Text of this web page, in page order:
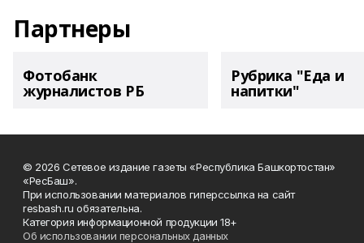
Партнеры
Фотобанк
журналистов РБ
Рубрика "Еда и
напитки"
© 2026 Сетевое издание газеты «Республика Башкортостан»
«РесБаш».
При использовании материалов гиперссылка на сайт
resbash.ru обязательна.
Категория информационной продукции 18+
Об использовании персональных данных